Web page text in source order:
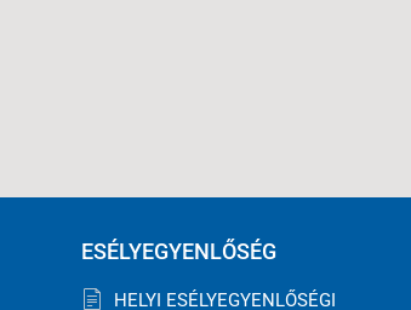
ESÉLYEGYENLŐSÉG
HELYI ESÉLYEGYENLŐSÉGI